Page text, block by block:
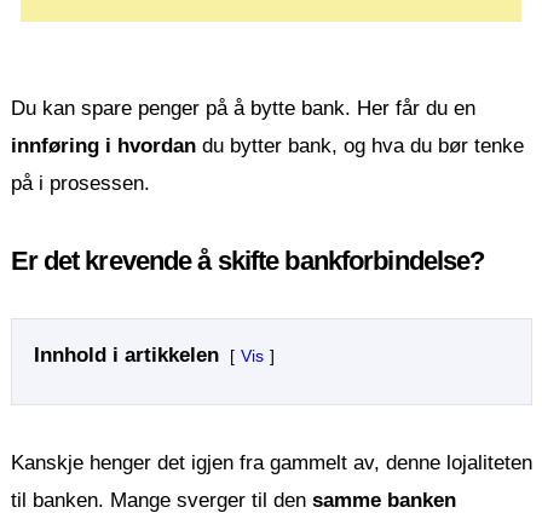
Du kan spare penger på å bytte bank. Her får du en
innføring i hvordandu bytter bank, og hva du bør tenke
på i prosessen.
Er det krevende å skifte bankforbindelse?
Innhold i artikkelen Vis
Kanskje henger det igjen fra gammelt av, denne lojaliteten
til banken. Mange sverger til den samme banken